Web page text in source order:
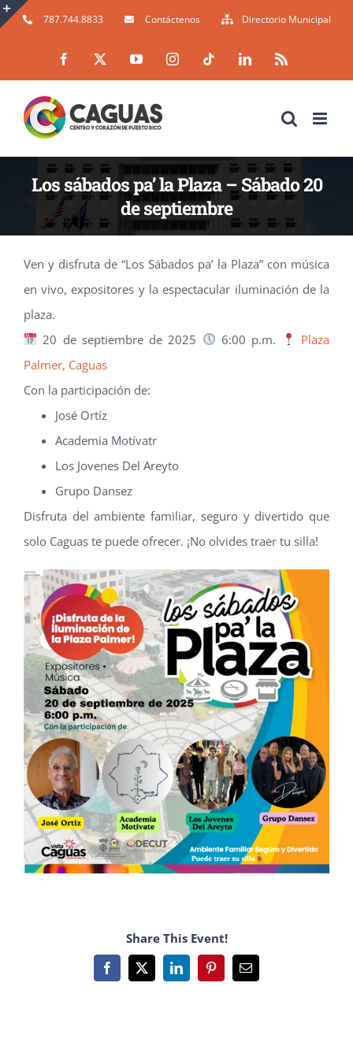
Skip
787.744.8833 Contáctenos Directorio Municipal
Facebook YouTubeInstagramTiktok LinkedIn
Los sábados pa’ la Plaza – Sábado 20
de septiembre
Ven y disfruta de “Los Sábados pa’ la Plaza” con música
en vivo, expositores y la espectacular iluminación de la
plaza.
20 de septiembre de 2025
6:00 p.m.
Plaza
Palmer, Caguas
Con la participación de:
José Ortíz
Academia Motívatr
Los Jovenes Del Areyto
Grupo Dansez
Disfruta del ambiente familiar, seguro y divertido que
solo Caguas te puede ofrecer. ¡No olvides traer tu silla!
Share This Event!
Facebook
X LinkedInPinterestEmail